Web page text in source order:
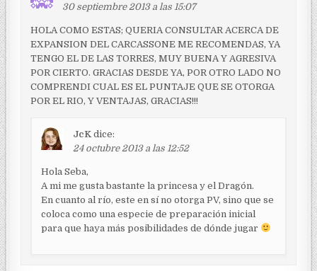
30 septiembre 2013 a las 15:07
HOLA COMO ESTAS; QUERIA CONSULTAR ACERCA DE
EXPANSION DEL CARCASSONE ME RECOMENDAS, YA
TENGO EL DE LAS TORRES, MUY BUENA Y AGRESIVA
POR CIERTO. GRACIAS DESDE YA, POR OTRO LADO NO
COMPRENDI CUAL ES EL PUNTAJE QUE SE OTORGA
POR EL RIO, Y VENTAJAS, GRACIAS!!!
JcK dice:
24 octubre 2013 a las 12:52
Hola Seba,
A mi me gusta bastante la princesa y el Dragón.
En cuanto al río, este en sí no otorga PV, sino que se
coloca como una especie de preparación inicial
para que haya más posibilidades de dónde jugar